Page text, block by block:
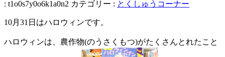
: t1o0s7y0o6k1a0n2 カテゴリー : とくしゅうコーナー
10月31日はハロウィンです。
ハロウィンは、農作物(のうさくもつ)がたくさんとれたこと